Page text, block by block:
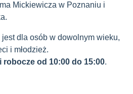
Mickiewicza w Poznaniu i
dla osób w dowolnym wieku,
i młodzież.
od 10:00 do 15:00.